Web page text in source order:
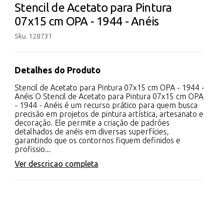
Stencil de Acetato para Pintura
07x15 cm OPA - 1944 - Anéis
Sku. 128731
Detalhes do Produto
Stencil de Acetato para Pintura 07x15 cm OPA - 1944 -
Anéis O Stencil de Acetato para Pintura 07x15 cm OPA
- 1944 - Anéis é um recurso prático para quem busca
precisão em projetos de pintura artística, artesanato e
decoração. Ele permite a criação de padrões
detalhados de anéis em diversas superfícies,
garantindo que os contornos fiquem definidos e
profissio...
Ver descricao completa